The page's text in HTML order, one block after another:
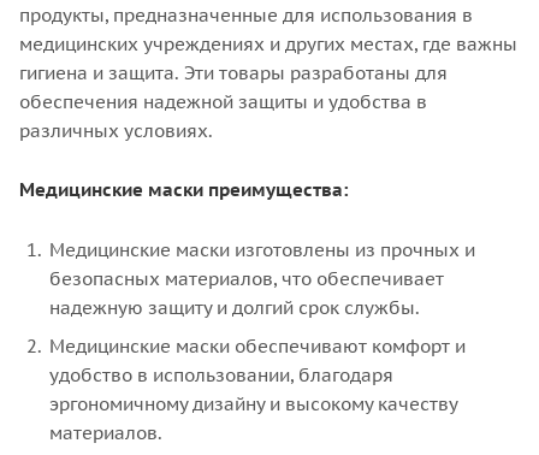
продукты, предназначенные для использования в
медицинских учреждениях и других местах, где важны
гигиена и защита. Эти товары разработаны для
обеспечения надежной защиты и удобства в
различных условиях.
Медицинские маски преимущества:
Медицинские маски изготовлены из прочных и
безопасных материалов, что обеспечивает
надежную защиту и долгий срок службы.
Медицинские маски обеспечивают комфорт и
удобство в использовании, благодаря
эргономичному дизайну и высокому качеству
материалов.